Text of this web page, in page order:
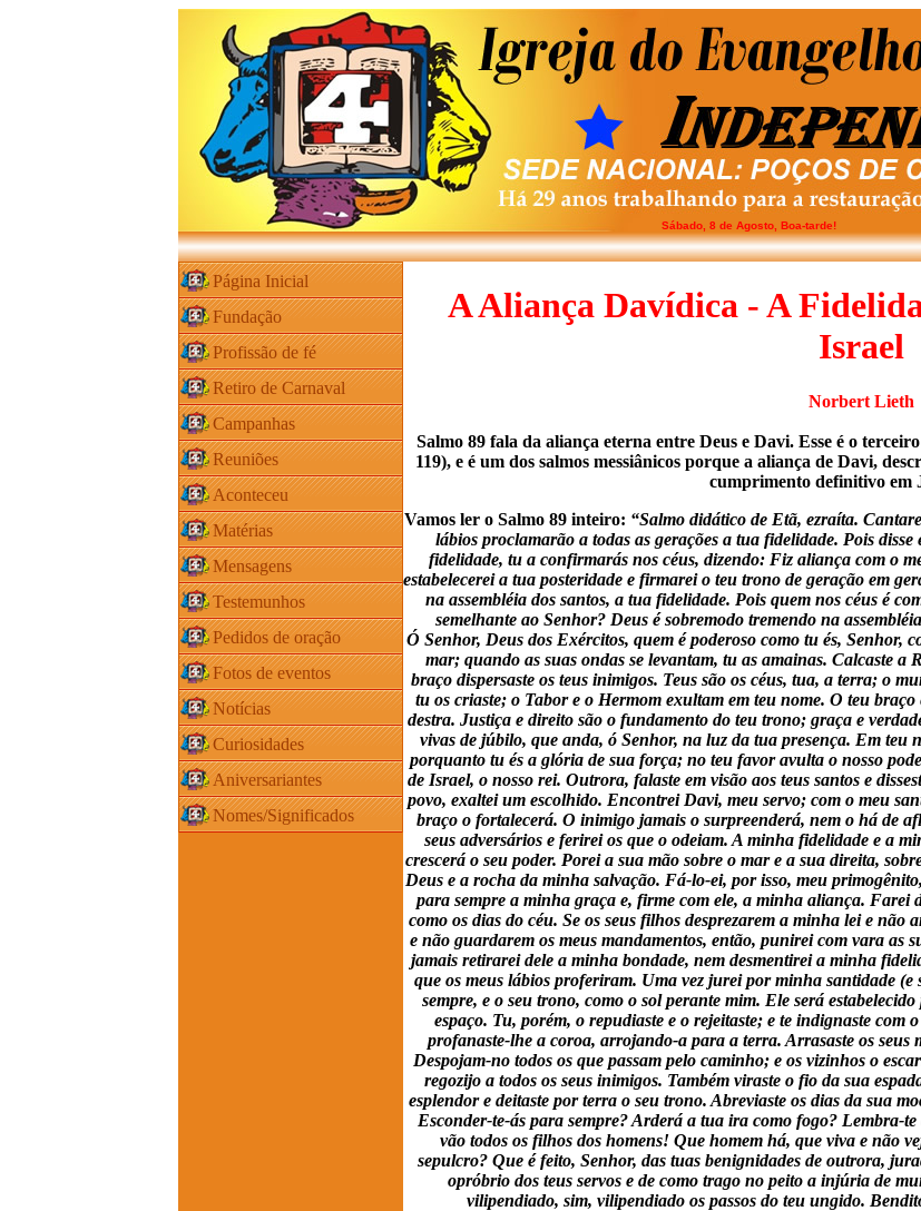
Sábado, 8 de Agosto, Boa-tarde!
Página Inicial
Fundação
Profissão de fé
Retiro de Carnaval
Campanhas
Reuniões
Aconteceu
Matérias
Mensagens
Testemunhos
Pedidos de oração
Fotos de eventos
Notícias
Curiosidades
Aniversariantes
Nomes/Significados
A Aliança Davídica - A
Israel
Norbert Lieth
Salmo 89 fala da aliança eterna entre Deus e Davi. Esse é o
119), e é um dos salmos messiânicos porque a aliança de Davi,
cumprimento definitivo em
Vamos ler o Salmo 89 inteiro: “Salmo didático de Etã, ezraíta.
lábios proclamarão a todas as gerações a tua fidelidade. Pois
fidelidade, tu a confirmarás nos céus, dizendo: Fiz aliança com o
estabelecerei a tua posteridade e firmarei o teu trono de geração em
na assembléia dos santos, a tua fidelidade. Pois quem nos céus é
semelhante ao Senhor? Deus é sobremodo tremendo na
Ó Senhor, Deus dos Exércitos, quem é poderoso como tu és,
mar; quando as suas ondas se levantam, tu as amainas. Calcaste a
braço dispersaste os teus inimigos. Teus são os céus, tua, a terra; o
tu os criaste; o Tabor e o Hermom exultam em teu nome. O teu
destra. Justiça e direito são o fundamento do teu trono; graça e
vivas de júbilo, que anda, ó Senhor, na luz da tua presença. Em teu
porquanto tu és a glória de sua força; no teu favor avulta o nosso
de Israel, o nosso rei. Outrora, falaste em visão aos teus santos e
povo, exaltei um escolhido. Encontrei Davi, meu servo; com o meu
braço o fortalecerá. O inimigo jamais o surpreenderá, nem o há de
seus adversários e ferirei os que o odeiam. A minha fidelidade e a
crescerá o seu poder. Porei a sua mão sobre o mar e a sua direita,
Deus e a rocha da minha salvação. Fá-lo-ei, por isso, meu
para sempre a minha graça e, firme com ele, a minha aliança. Farei
como os dias do céu. Se os seus filhos desprezarem a minha lei e não
e não guardarem os meus mandamentos, então, punirei com vara as
jamais retirarei dele a minha bondade, nem desmentirei a minha
que os meus lábios proferiram. Uma vez jurei por minha santidade
sempre, e o seu trono, como o sol perante mim. Ele será
espaço. Tu, porém, o repudiaste e o rejeitaste; e te indignaste com
profanaste-lhe a coroa, arrojando-a para a terra. Arrasaste os seus
Despojam-no todos os que passam pelo caminho; e os vizinhos o
regozijo a todos os seus inimigos. Também viraste o fio da sua
esplendor e deitaste por terra o seu trono. Abreviaste os dias da sua
Esconder-te-ás para sempre? Arderá a tua ira como fogo? Lembra-
vão todos os filhos dos homens! Que homem há, que viva e não
sepulcro? Que é feito, Senhor, das tuas benignidades de outrora,
opróbrio dos teus servos e de como trago no peito a injúria de
vilipendiado, sim, vilipendiado os passos do teu ungido.